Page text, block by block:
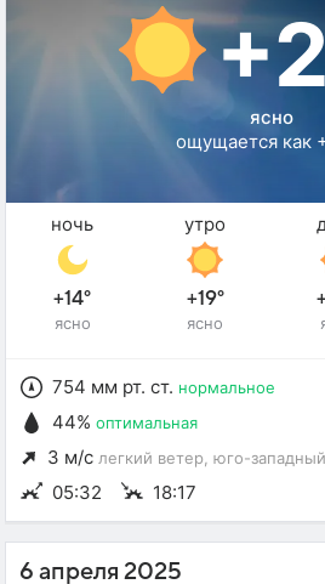
ясно
ощущается как
ночь
+14°
ясно
утро
+19°
ясно
754 мм рт. ст. нормальное
44% оптимальная
3 м/с легкий ветер , юго-западный
05:32 18:17
6 апреля 2025